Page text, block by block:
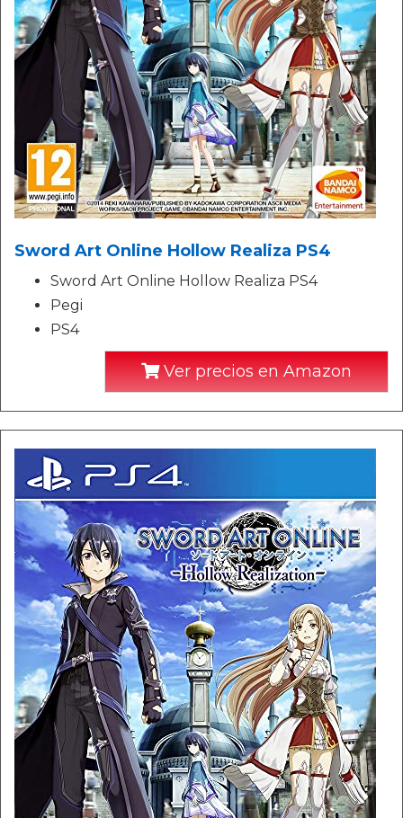
Sword Art Online Hollow Realiza PS4
Sword Art Online Hollow Realiza PS4
Pegi
PS4
Ver precios en Amazon